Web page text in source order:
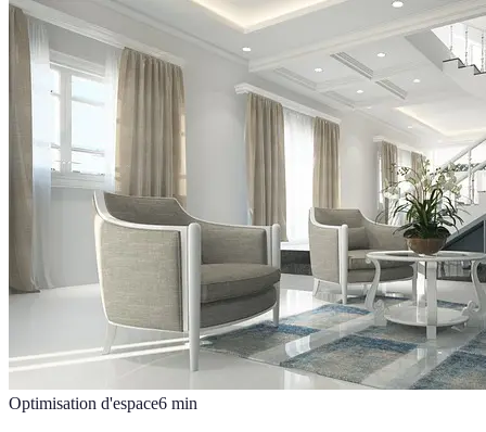
Optimisation d'espace6 min